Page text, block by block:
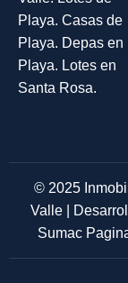
Playa. Casas de
Playa. Depas en
Playa. Lotes en
Santa Rosa.
© 2025
Valle |
Sumac